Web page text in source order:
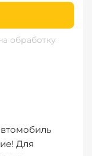
обработку
Для